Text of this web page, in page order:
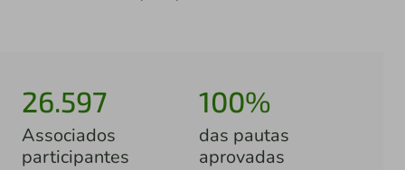
26.597
Associados
participantes
100%
das pautas
aprovadas